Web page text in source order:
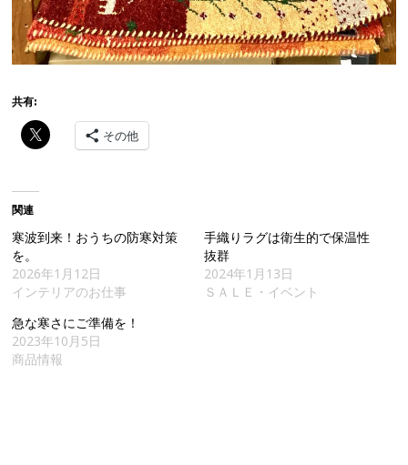
共有:
その他
関連
寒波到来！おうちの防寒対策
を。
2026年1月12日
インテリアのお仕事
手織りラグは衛生的で保温性
抜群
2024年1月13日
ＳＡＬＥ・イベント
急な寒さにご準備を！
2023年10月5日
商品情報